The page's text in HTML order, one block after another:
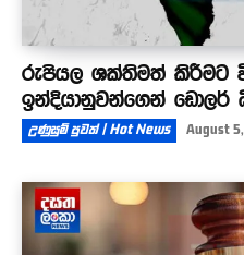
රුපියල ශක්තිමත් කිරීමට
ඉන්දියානුවන්ගෙන් ඩොලර්
උණුසුම් පුවත් | Hot News August